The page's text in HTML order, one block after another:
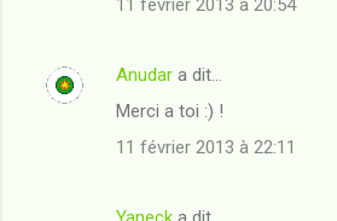
Anudar a dit…
Merci a toi :) !
11 février 2013 à 22:11